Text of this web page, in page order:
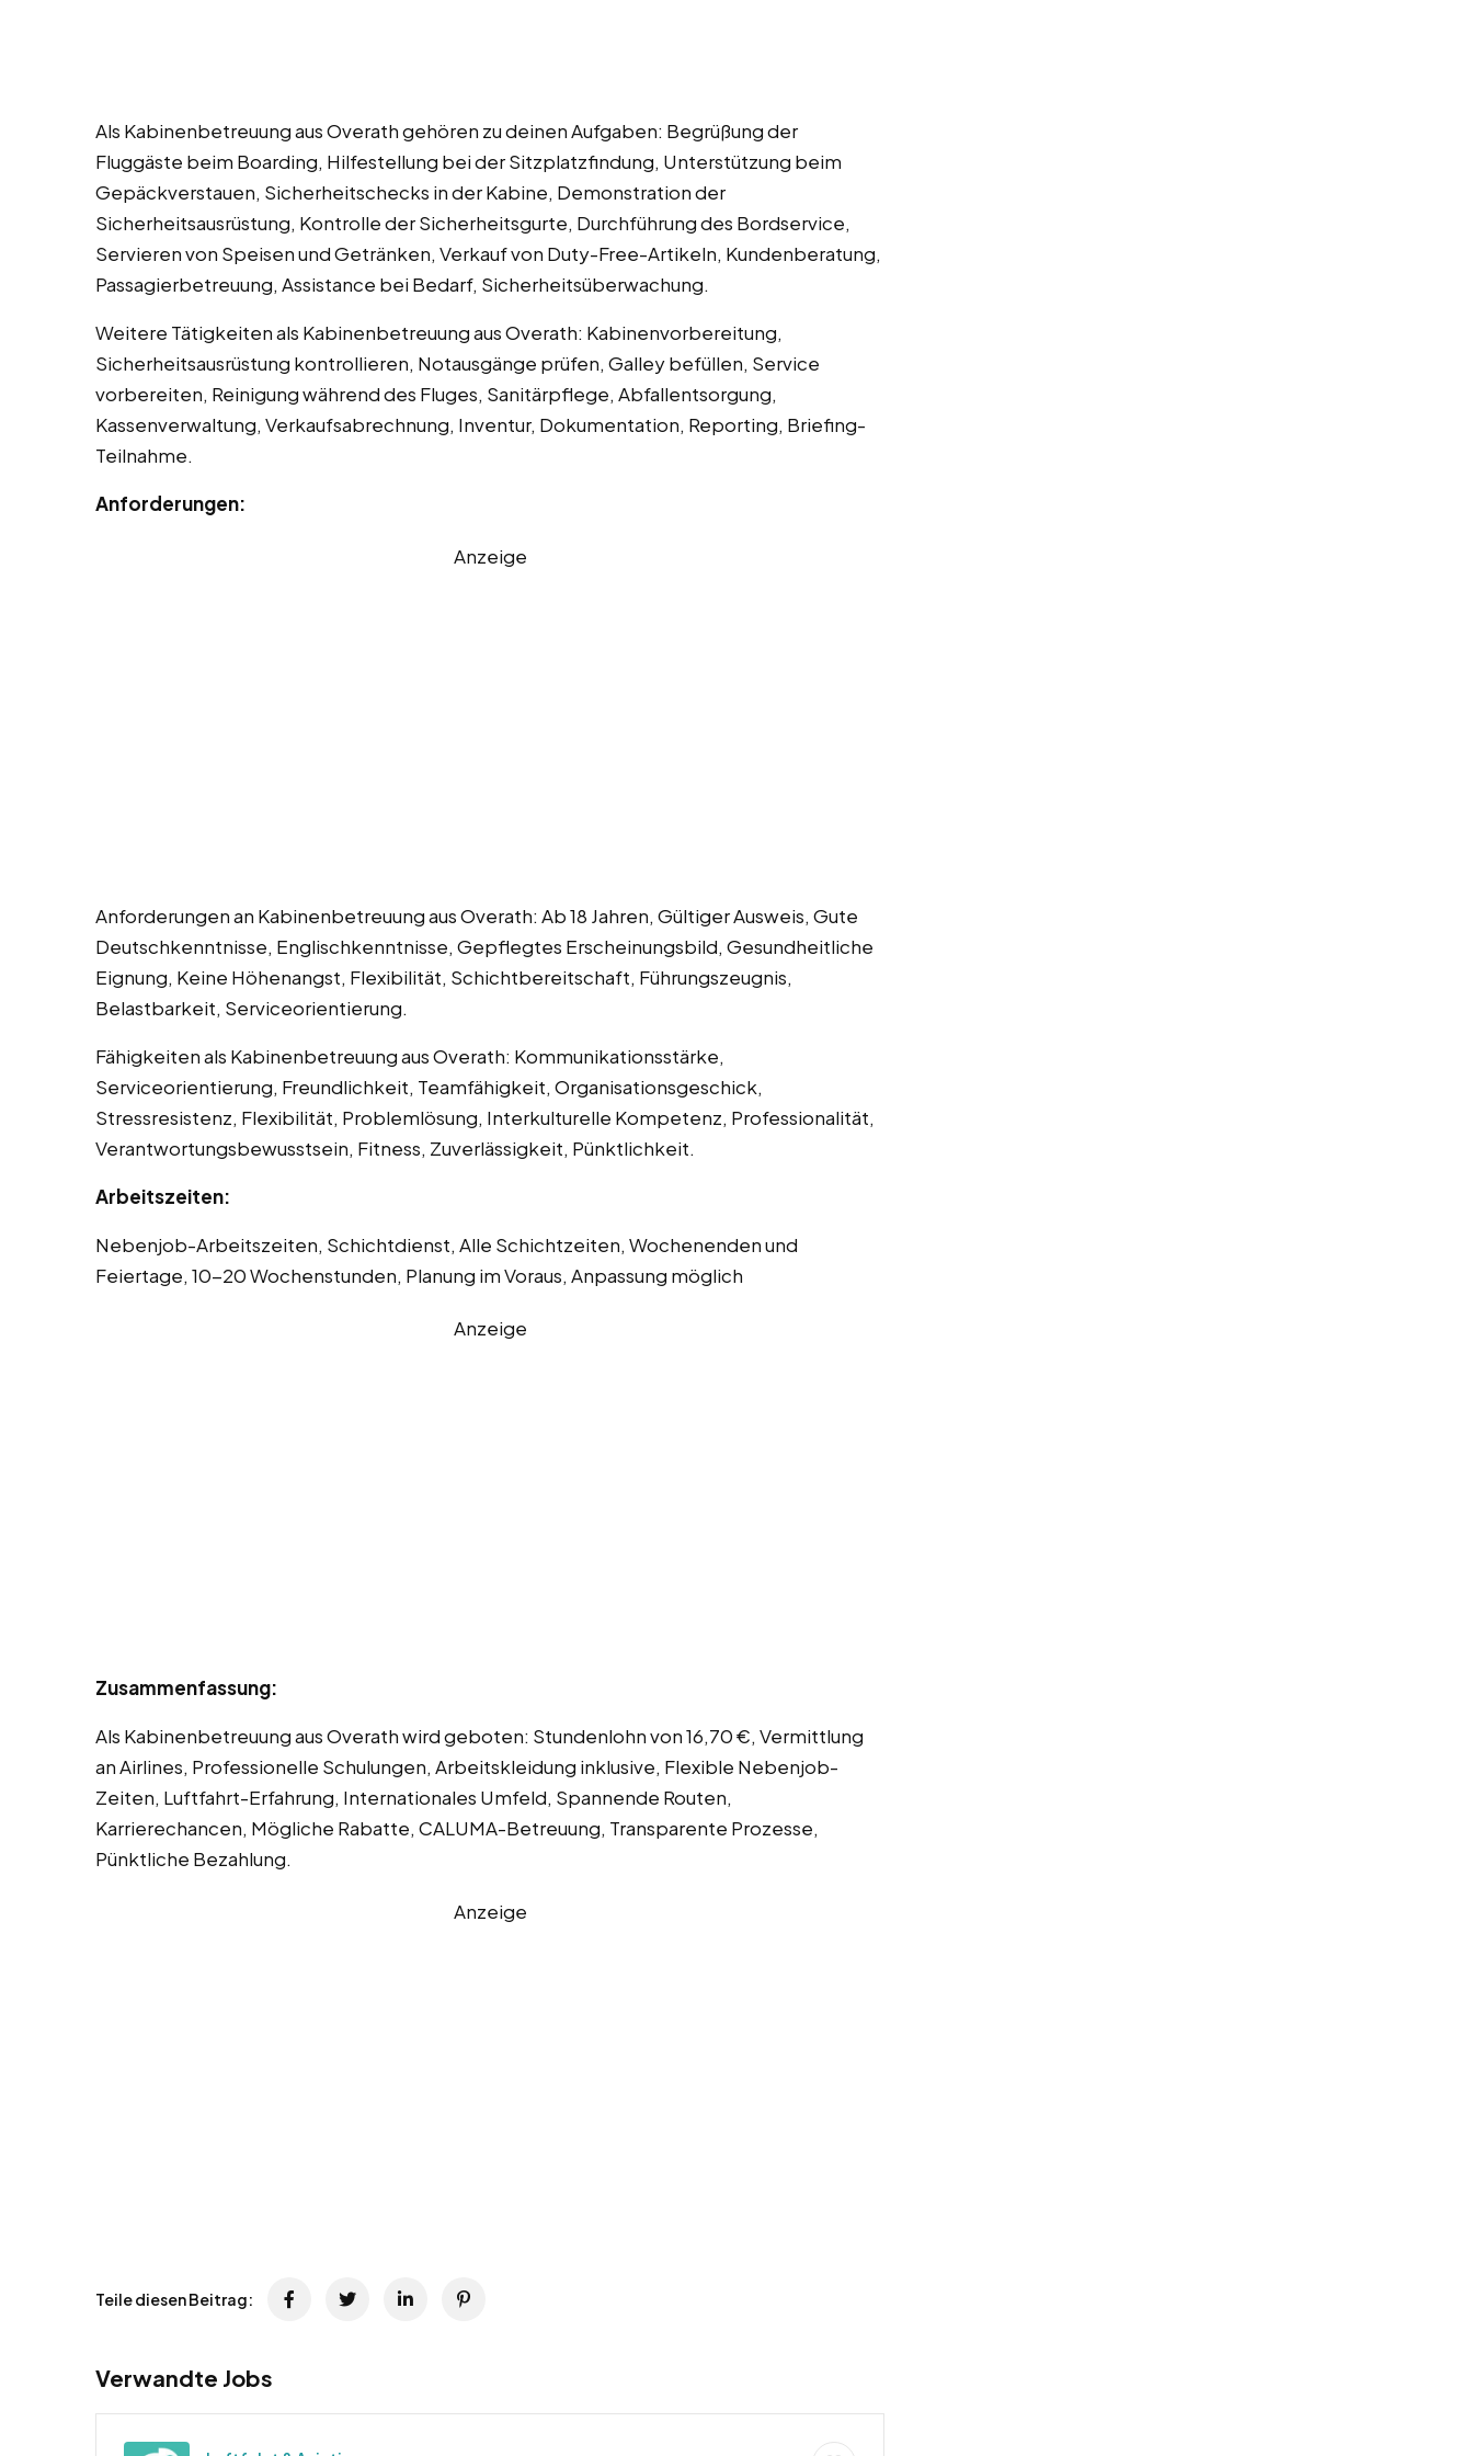
Als Kabinenbetreuung aus Overath gehören zu deinen Aufgaben: Begrüßung der
Fluggäste beim Boarding, Hilfestellung bei der Sitzplatzfindung, Unterstützung beim
Gepäckverstauen, Sicherheitschecks in der Kabine, Demonstration der
Sicherheitsausrüstung, Kontrolle der Sicherheitsgurte, Durchführung des Bordservice,
Servieren von Speisen und Getränken, Verkauf von Duty-Free-Artikeln, Kundenberatung,
Passagierbetreuung, Assistance bei Bedarf, Sicherheitsüberwachung.
Weitere Tätigkeiten als Kabinenbetreuung aus Overath: Kabinenvorbereitung,
Sicherheitsausrüstung kontrollieren, Notausgänge prüfen, Galley befüllen, Service
vorbereiten, Reinigung während des Fluges, Sanitärpflege, Abfallentsorgung,
Kassenverwaltung, Verkaufsabrechnung, Inventur, Dokumentation, Reporting, Briefing-
Teilnahme.
Anforderungen:
Anzeige
Anforderungen an Kabinenbetreuung aus Overath: Ab 18 Jahren, Gültiger Ausweis, Gute
Deutschkenntnisse, Englischkenntnisse, Gepflegtes Erscheinungsbild, Gesundheitliche
Eignung, Keine Höhenangst, Flexibilität, Schichtbereitschaft, Führungszeugnis,
Belastbarkeit, Serviceorientierung.
Fähigkeiten als Kabinenbetreuung aus Overath: Kommunikationsstärke,
Serviceorientierung, Freundlichkeit, Teamfähigkeit, Organisationsgeschick,
Stressresistenz, Flexibilität, Problemlösung, Interkulturelle Kompetenz, Professionalität,
Verantwortungsbewusstsein, Fitness, Zuverlässigkeit, Pünktlichkeit.
Arbeitszeiten:
Nebenjob-Arbeitszeiten, Schichtdienst, Alle Schichtzeiten, Wochenenden und
Feiertage, 10-20 Wochenstunden, Planung im Voraus, Anpassung möglich
Anzeige
Zusammenfassung:
Als Kabinenbetreuung aus Overath wird geboten: Stundenlohn von 16,70 €, Vermittlung
an Airlines, Professionelle Schulungen, Arbeitskleidung inklusive, Flexible Nebenjob-
Zeiten, Luftfahrt-Erfahrung, Internationales Umfeld, Spannende Routen,
Karrierechancen, Mögliche Rabatte, CALUMA-Betreuung, Transparente Prozesse,
Pünktliche Bezahlung.
Anzeige
Teile diesen Beitrag:
Verwandte Jobs